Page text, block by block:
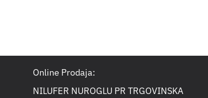
Online Prodaja:
NILUFER NUROGLU PR TRGOVINSKA